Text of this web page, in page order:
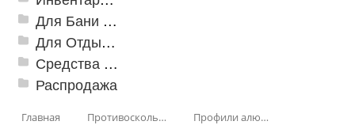
Для Бани и Сауны
Для Отдыха и Пикника
Средства от насекомых и садовых вредителей
Распродажа
Главная Противоскользящая защита для лестниц, профили, ленты
Профили алюминиевые с резиновой вставкой